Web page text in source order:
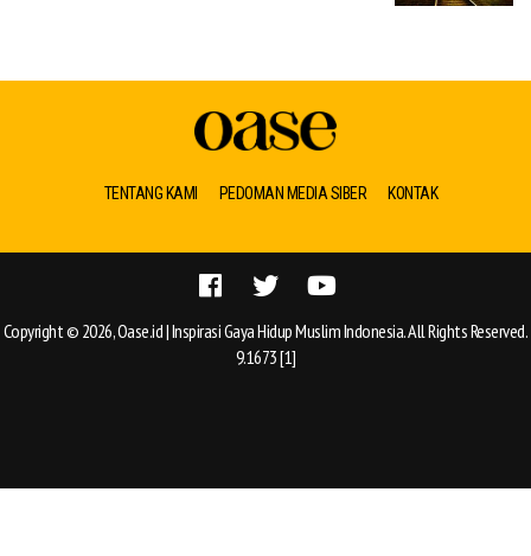
TENTANG KAMI PEDOMAN MEDIA SIBER KONTAK
Copyright © 2026, Oase.id | Inspirasi Gaya Hidup Muslim Indonesia. All Rights Reserved.
9.1673 [1]